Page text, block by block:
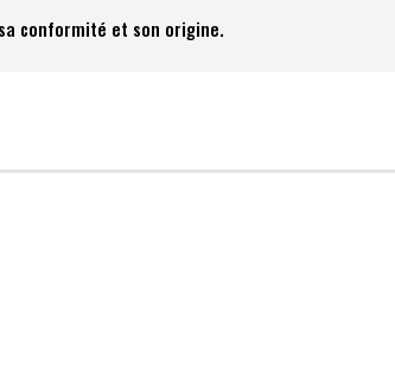
conformité et son origine.